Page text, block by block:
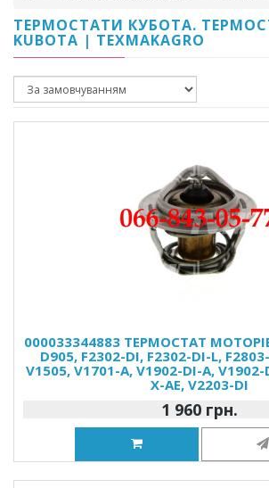
ТЕРМОСТАТИ КУБОТА.
KUBOTA | TEXMAKAGRO
000033344883 ТЕРМОСТАТ
D905, F2302-DI, F2302-DI-L,
V1505, V1701-A, V1902-DI-A, V1902-
X-AE, V2203-DI
1 960 грн.